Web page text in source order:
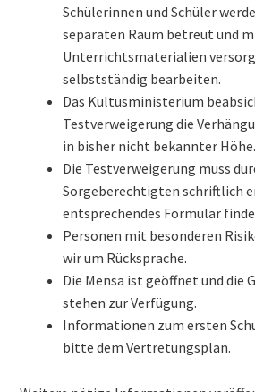
Gebäude
Bilder & virtueller Rundgang
Bibliothek
Pläne
Vertretungsplan
Monatsplan
Jahresplan
Schülerinnen und Schüler
separaten Raum betreut und
Unterrichtsmaterialien
selbstständig bearbeiten.
Das Kultusministerium
Testverweigerung die
in bisher nicht bekannter Höhe.
Die Testverweigerung muss
Sorgeberechtigten schriftlich
entsprechendes Formular
Personen mit besonderen
wir um Rücksprache.
Die Mensa ist geöffnet und die
stehen zur Verfügung.
Informationen zum ersten
bitte dem Vertretungsplan.